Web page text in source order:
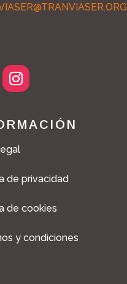
s
t
g
ade privacidad
de cookies
y condiciones